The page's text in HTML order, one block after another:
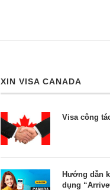
XIN VISA CANADA
Visa công
Hướng dẫn
dụng